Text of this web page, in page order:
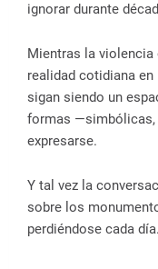
ignorar durante
Mientras la
realidad cotidiana
sigan siendo un
formas
expresarse.
Y tal vez la
sobre los
perdiéndose cada día.